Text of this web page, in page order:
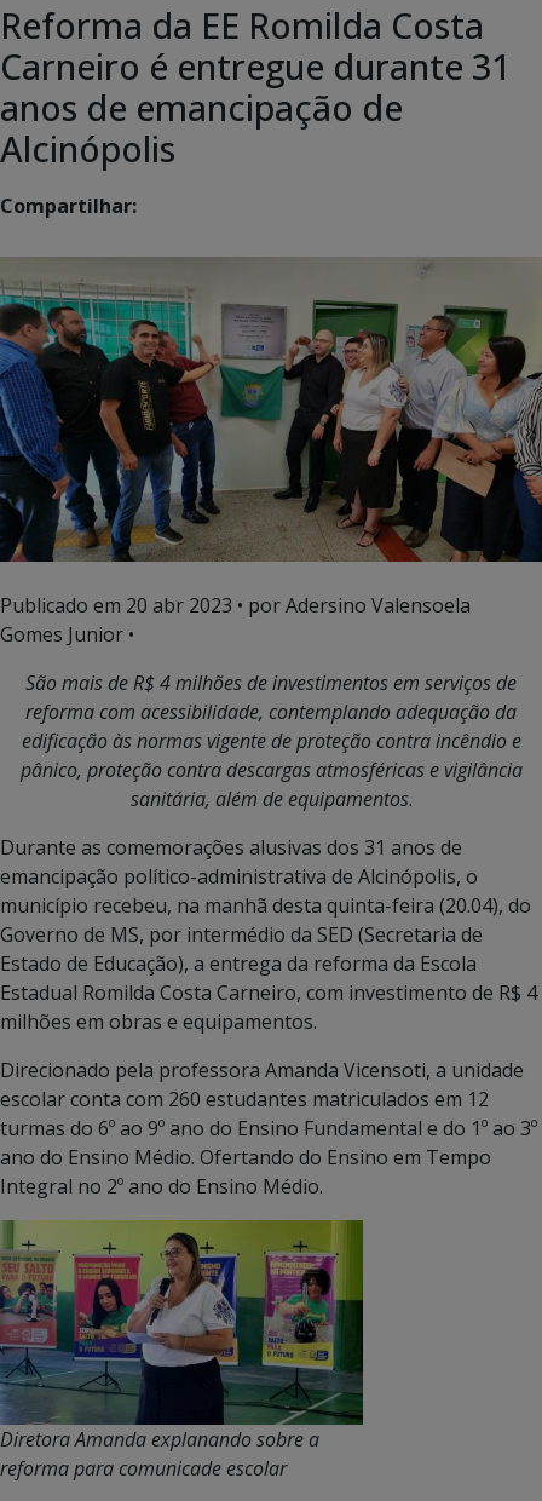
Reforma da EE Romilda Costa
Carneiro é entregue durante 31
anos de emancipação de
Alcinópolis
Compartilhar:
Publicado em 20 abr 2023 • por Adersino Valensoela
Gomes Junior •
São mais de R$ 4 milhões de investimentos em serviços de
reforma com acessibilidade, contemplando adequação da
edificação às normas vigente de proteção contra incêndio e
pânico, proteção contra descargas atmosféricas e vigilância
sanitária, além de equipamentos.
Durante as comemorações alusivas dos 31 anos de
emancipação político-administrativa de Alcinópolis, o
município recebeu, na manhã desta quinta-feira (20.04), do
Governo de MS, por intermédio da SED (Secretaria de
Estado de Educação), a entrega da reforma da Escola
Estadual Romilda Costa Carneiro, com investimento de R$ 4
milhões em obras e equipamentos.
Direcionado pela professora Amanda Vicensoti, a unidade
escolar conta com 260 estudantes matriculados em 12
turmas do 6º ao 9º ano do Ensino Fundamental e do 1º ao 3º
ano do Ensino Médio. Ofertando do Ensino em Tempo
Integral no 2º ano do Ensino Médio.
Diretora Amanda explanando sobre a
reforma para comunicade escolar